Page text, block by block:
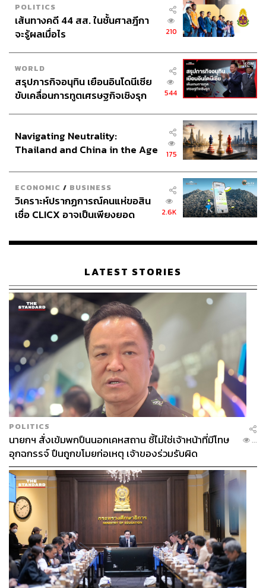
POLITICS
เส้นทางคดี 44 สส. ในชั้นศาลฎีกา
จะรู้ผลเมื่อไร
210
WORLD
สรุปภารกิจอนุทิน เยือนอินโดนีเซีย
ขับเคลื่อนการทูตเศรษฐกิจเชิงรุก
544
Navigating Neutrality:
Thailand and China in the Age
175
ECONOMIC / BUSINESS
วิเคราะห์ปรากฏการณ์คนแห่ขอสิน
เชื่อ CLICX อาจเป็นเพียงยอด
เรือนไทยที่ถูกซุกไว้
2.6K
LATEST STORIES
POLITICS
นายกฯ สั่งเข้มพกปืนนอกเคหสถาน ชี้ไม่ใช่เจ้าหน้าที่มีโทษ
อุกฉกรรจ์ ปืนถูกขโมยก่อเหตุ เจ้าของร่วมรับผิด
...